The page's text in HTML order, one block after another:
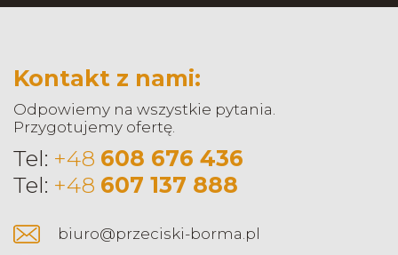
Kontakt z nami:
Odpowiemy na wszystkie pytania.
Przygotujemy ofertę.
Tel: +48 608 676 436
Tel: +48 607 137 888
biuro@przeciski-borma.pl